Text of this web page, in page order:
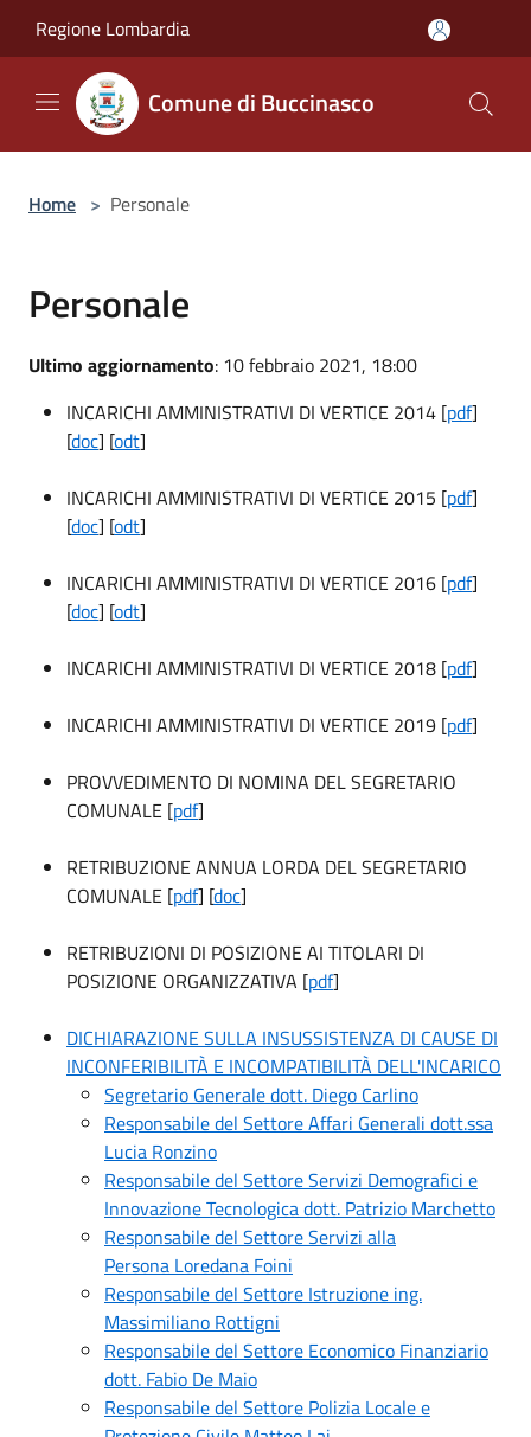
Regione Lombardia
Comune di Buccinasco
Home > Personale
Personale
Ultimo aggiornamento: 10 febbraio 2021, 18:00
INCARICHI AMMINISTRATIVI DI VERTICE 2014 [pdf]
[doc] [odt]
INCARICHI AMMINISTRATIVI DI VERTICE 2015 [pdf]
[doc] [odt]
INCARICHI AMMINISTRATIVI DI VERTICE 2016 [pdf]
[doc] [odt]
INCARICHI AMMINISTRATIVI DI VERTICE 2018 [pdf]
INCARICHI AMMINISTRATIVI DI VERTICE 2019 [pdf]
PROVVEDIMENTO DI NOMINA DEL SEGRETARIO
COMUNALE [pdf]
RETRIBUZIONE ANNUA LORDA DEL SEGRETARIO
COMUNALE [pdf] [doc]
RETRIBUZIONI DI POSIZIONE AI TITOLARI DI
POSIZIONE ORGANIZZATIVA [pdf]
DICHIARAZIONE SULLA INSUSSISTENZA DI CAUSE DI
INCONFERIBILITÀ E INCOMPATIBILITÀ DELL'INCARICO
Segretario Generale dott. Diego Carlino
Responsabile del Settore Affari Generali dott.ssa
Lucia Ronzino
Responsabile del Settore Servizi Demografici e
Innovazione Tecnologica dott. Patrizio Marchetto
Responsabile del Settore Servizi alla
Persona Loredana Foini
Responsabile del Settore Istruzione ing.
Massimiliano Rottigni
Responsabile del Settore Economico Finanziario
dott. Fabio De Maio
Responsabile del Settore Polizia Locale e